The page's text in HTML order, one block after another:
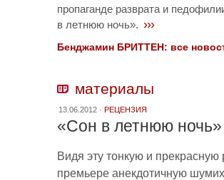
пропаганде разврата и
в летнюю ночь». ›››
Бенджамин БРИТТЕН: все
материалы
13.06.2012 · РЕЦЕНЗИЯ
«Сон в летнюю
Видя эту тонкую и
премьере анекдотичную